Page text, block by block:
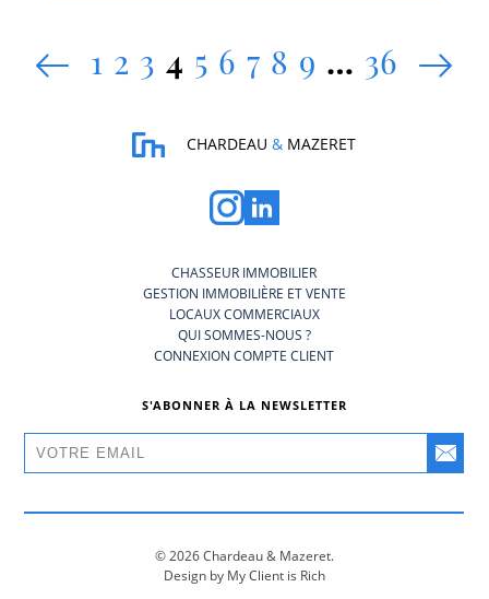
1 2 3 4 5 6 7 8 9 … 36
CHARDEAU& MAZERET
CHASSEUR IMMOBILIER
GESTION IMMOBILIÈRE ET VENTE
LOCAUX COMMERCIAUX
QUI SOMMES-NOUS ?
CONNEXION COMPTE CLIENT
S'ABONNER À LA NEWSLETTER
© 2026 Chardeau & Mazeret.
Design by My Client is Rich